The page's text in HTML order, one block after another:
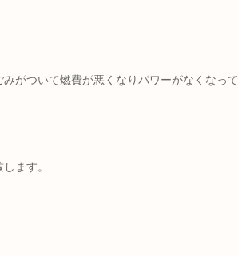
がついて燃費が悪くなりパワーがなくなって
ます。